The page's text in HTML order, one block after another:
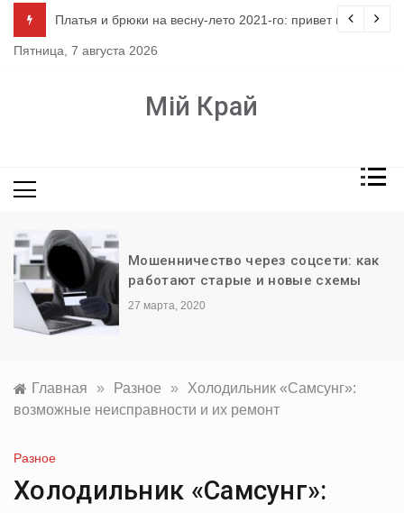
содержимому
Платья и брюки на весну-лето 2021-го: привет из 80-х
Пятница, 7 августа 2026
Мій Край
Мошенничество через соцсети: как
работают старые и новые схемы
27 марта, 2020
Главная » Разное »
Холодильник «Самсунг»:
возможные неисправности и их ремонт
Разное
Холодильник «Самсунг»: